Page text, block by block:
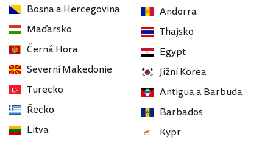
Bosna a Hercegovina
Maďarsko
Černá Hora
Severní Makedonie
Turecko
Řecko
Litva
Andorra
Thajsko
Egypt
Jižní Korea
Antigua a Barbuda
Barbados
Kypr